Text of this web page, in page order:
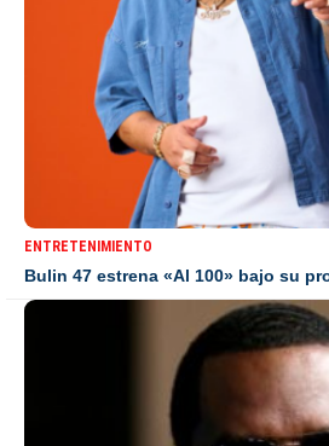
ENTRETENIMIENTO
Bulin 47 estrena «Al 100» bajo su